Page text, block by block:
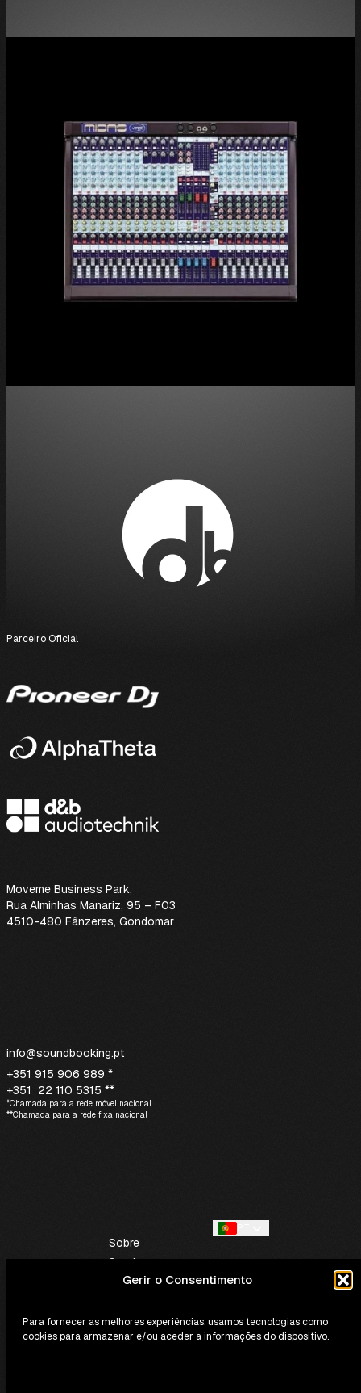
Gerir o Consentimento
Para fornecer as melhores experiências, usamos tecnologias como
cookies para armazenar e/ou aceder a informações do dispositivo.
Parceiro Oficial
Moveme Business Park,
Rua Alminhas Manariz, 95 – F03
4510-480 Fânzeres, Gondomar
info@soundbooking.pt
+351 915 906 989 *
+351 22 110 5315 **
*Chamada para a rede móvel nacional
**Chamada para a rede fixa nacional
Sobre
Serviços
Contactos